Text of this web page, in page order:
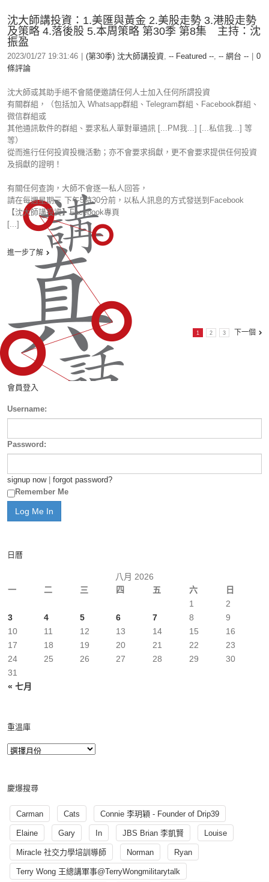
沈大師講投資：1.美匯與黃金 2.美股走勢 3.港股走勢
及策略 4.落後股 5.本周策略 第30季 第8集 主持：沈
振盈
2023/01/27 19:31:46 (第30季) 沈大師講投資, -- Featured --, -- 網台 --
0
條評論
沈大師或其助手絕不會隨便邀請任何人士加入任何所謂投資
有關群組，（包括加入 Whatsapp群組、Telegram群組、Facebook群組、
微信群組或
其他通訊軟件的群組、要求私人單對單通訊 [...PM我...] [...私信我...] 等
等）
從而進行任何投資投機活動；亦不會要求捐獻，更不會要求提供任何投資
及捐獻的證明！
有關任何查詢，大師不會逐一私人回答，
請在每週星期三 下午5時30分前，以私人訊息的方式發送到Facebook
【沈大師講投資】Facebook專頁
[...]
進一步了解
1 2 3 下一個
會員登入
Username:
Password:
signup now| forgot password?
Remember Me
日曆
八月 2026
一
二 三 四 五 六 日
« 七月
1
2
3
4 5 6 7 8
9
10
11 12 13 14 15
16
17
18 19 20 21 22
23
24
25 26 27 28 29
30
31
重溫庫
慶爆搜尋
Carman Cats Connie 李玥穎 - Founder of Drip39
Elaine Gary In JBS Brian 李凱賢 Louise
Miracle 社交力學培訓導師 Norman Ryan
Terry Wong 王總講軍事@TerryWongmilitarytalk